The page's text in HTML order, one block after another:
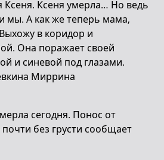
Ксеня. Ксеня умерла… Но ведь
мы. А как же теперь мама,
в коридор и
Она поражает своей
и синевой под глазами.
Миррина
сегодня. Понос от
без грусти сообщает